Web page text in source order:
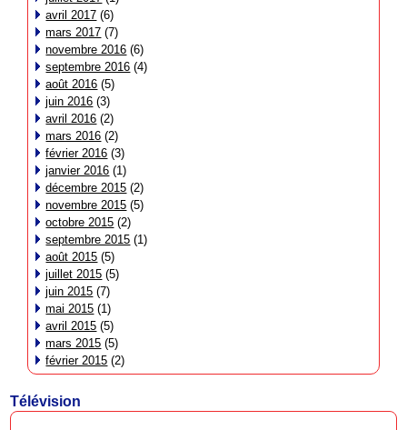
avril 2017 (6)
mars 2017 (7)
novembre 2016 (6)
septembre 2016 (4)
août 2016 (5)
juin 2016 (3)
avril 2016 (2)
mars 2016 (2)
février 2016 (3)
janvier 2016 (1)
décembre 2015 (2)
novembre 2015 (5)
octobre 2015 (2)
septembre 2015 (1)
août 2015 (5)
juillet 2015 (5)
juin 2015 (7)
mai 2015 (1)
avril 2015 (5)
mars 2015 (5)
février 2015 (2)
Télévision